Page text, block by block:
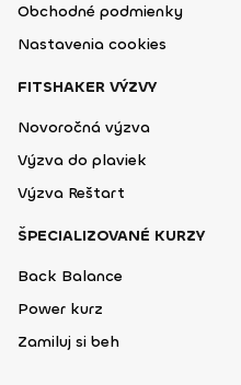
Obchodné podmienky
Nastavenia cookies
FITSHAKER VÝZVY
Novoročná výzva
Výzva do plaviek
Výzva Reštart
ŠPECIALIZOVANÉ KURZY
Back Balance
Power kurz
Zamiluj si beh